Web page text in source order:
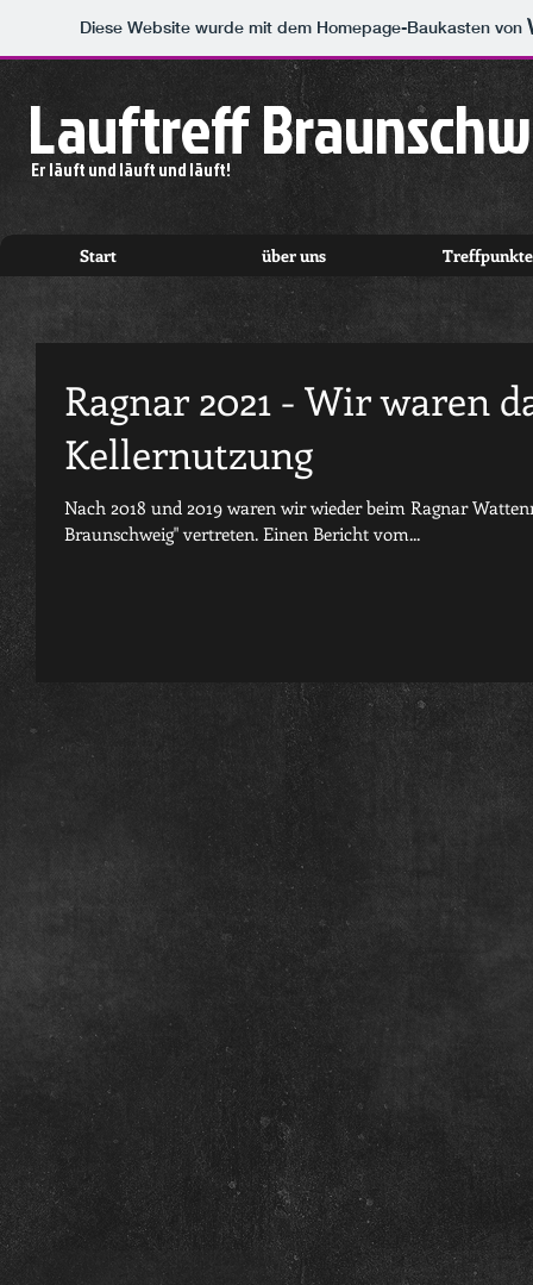
Diese Website wurde mit dem Homepage-Baukasten von
Lauftreff
Er läuft und läuft und läuft!
Start über uns Treffpunkte
Ragnar 2021 - Wir waren
Kellernutzung
Nach 2018 und 2019 waren wir wieder beim Ragnar
Braunschweig" vertreten. Einen Bericht vom...